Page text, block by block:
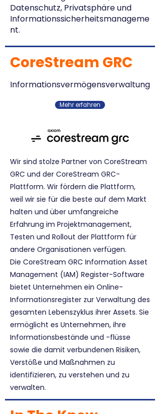
Datenschutz, Privatsphäre und
Informationssicherheitsmanageme
nt.
CoreStream GRC
Informationsvermögensverwaltung
Mehr erfahren
Wir sind stolze Partner von CoreStream
GRC und der CoreStream GRC-
Plattform. Wir fördern die Plattform,
weil wir sie für die beste auf dem Markt
halten und über umfangreiche
Erfahrung im Projektmanagement,
Testen und Rollout der Plattform für
andere Organisationen verfügen.
Die CoreStream GRC Information Asset
Management (IAM) Register-Software
bietet Unternehmen ein Online-
Informationsregister zur Verwaltung des
gesamten Lebenszyklus ihrer Assets. Sie
ermöglicht es Unternehmen, ihre
Informationsbestände und -flüsse
sowie die damit verbundenen Risiken,
Verstöße und Maßnahmen zu
identifizieren, zu verstehen und zu
verwalten.